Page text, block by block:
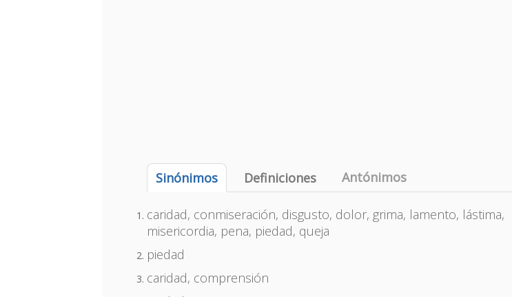
Sinónimos Definiciones Antónimos
caridad, conmiseración, disgusto, dolor, grima, lamento, lástima,
misericordia, pena, piedad, queja
piedad
caridad, comprensión